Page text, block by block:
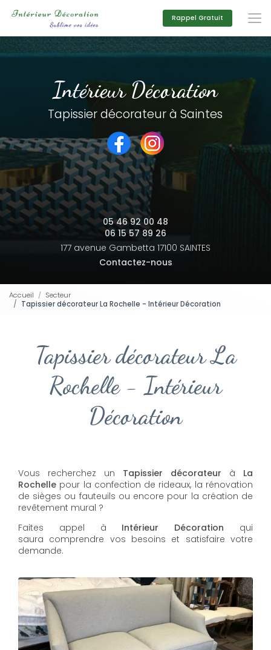
principal
Rappel Gratuit
Intérieur Décoration
Tapissier décorateur à Saintes
05 46 92 00 48
06 15 57 89 26
177 avenue Gambetta 17100 SAINTES
Contactez-nous
Accueil
Secteur
Tapissier décorateur La Rochelle - Intérieur Décoration
Tapissier décorateur La
Rochelle - Intérieur
Décoration
Vous recherchez un Tapissier décorateur à La
Rochelle pour la confection de rideaux, la rénovation
de sièges ou fauteuils ou encore pour la création de
revêtement mural ?
Faites appel à Intérieur Décoration qui
saura comprendre vos besoins et satisfaire votre
demande.